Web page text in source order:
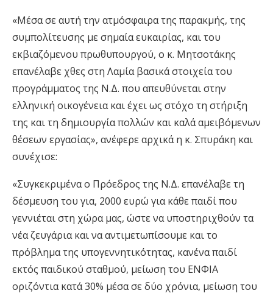
«Μέσα σε αυτή την ατμόσφαιρα της παρακμής, της
συμπολίτευσης με σημαία ευκαιρίας, και του
εκβιαζόμενου πρωθυπουργού, ο κ. Μητσοτάκης
επανέλαβε χθες στη Λαμία βασικά στοιχεία του
προγράμματος της Ν.Δ. που απευθύνεται στην
ελληνική οικογένεια και έχει ως στόχο τη στήριξη
της και τη δημιουργία πολλών και καλά αμειβόμενων
θέσεων εργασίας», ανέφερε αρχικά η κ. Σπυράκη και
συνέχισε:
«Συγκεκριμένα ο Πρόεδρος της Ν.Δ. επανέλαβε τη
δέσμευση του για, 2000 ευρώ για κάθε παιδί που
γεννιέται στη χώρα μας, ώστε να υποστηριχθούν τα
νέα ζευγάρια και να αντιμετωπίσουμε και το
πρόβλημα της υπογεννητικότητας, κανένα παιδί
εκτός παιδικού σταθμού, μείωση του ΕΝΦΙΑ
οριζόντια κατά 30% μέσα σε δύο χρόνια, μείωση του